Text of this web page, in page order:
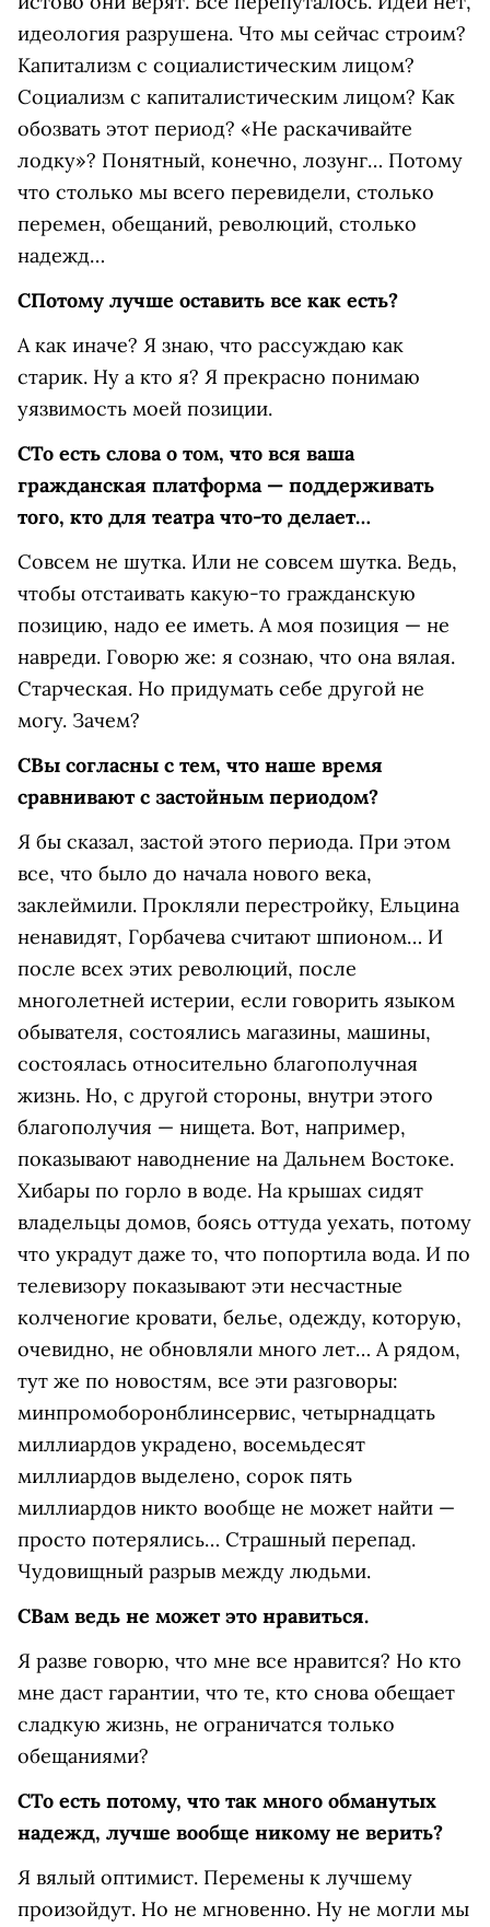
идеология разрушена. Что мы сейчас строим?
Капитализм с социалистическим лицом?
Социализм с капиталистическим лицом? Как
обозвать этот период? «Не раскачивайте
лодку»? Понятный, конечно, лозунг… Потому
что столько мы всего перевидели, столько
перемен, обещаний, революций, столько
надежд…
СПотому лучше оставить все как есть?
А как иначе? Я знаю, что рассуждаю как
старик. Ну а кто я? Я прекрасно понимаю
уязвимость моей позиции.
СТо есть слова о том, что вся ваша
гражданская платформа — поддерживать
того, кто для театра что-то делает…
Совсем не шутка. Или не совсем шутка. Ведь,
чтобы отстаивать какую-то гражданскую
позицию, надо ее иметь. А моя позиция — не
навреди. Говорю же: я сознаю, что она вялая.
Старческая. Но придумать себе другой не
могу. Зачем?
СВы согласны с тем, что наше время
сравнивают с застойным периодом?
Я бы сказал, застой этого периода. При этом
все, что было до начала нового века,
заклеймили. Прокляли перестройку, Ельцина
ненавидят, Горбачева считают шпионом… И
после всех этих революций, после
многолетней истерии, если говорить языком
обывателя, состоялись магазины, машины,
состоялась относительно благополучная
жизнь. Но, с другой стороны, внутри этого
благополучия — нищета. Вот, например,
показывают наводнение на Дальнем Востоке.
Хибары по горло в воде. На крышах сидят
владельцы домов, боясь оттуда уехать, потому
что украдут даже то, что попортила вода. И по
телевизору показывают эти несчастные
колченогие кровати, белье, одежду, которую,
очевидно, не обновляли много лет… А рядом,
тут же по новостям, все эти разговоры:
минпромоборонблинсервис, четырнадцать
миллиардов украдено, восемьдесят
миллиардов выделено, сорок пять
миллиардов никто вообще не может найти —
просто потерялись… Страшный перепад.
Чудовищный разрыв между людьми.
СВам ведь не может это нравиться.
Я разве говорю, что мне все нравится? Но кто
мне даст гарантии, что те, кто снова обещает
сладкую жизнь, не ограничатся только
обещаниями?
СТо есть потому, что так много обманутых
надежд, лучше вообще никому не верить?
Я вялый оптимист. Перемены к лучшему
произойдут. Но не мгновенно. Ну не могли мы